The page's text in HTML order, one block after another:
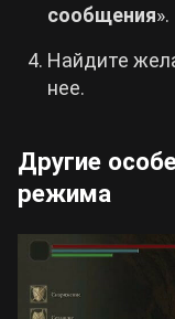
сообщения».
Найдите
нее.
Другие
режима